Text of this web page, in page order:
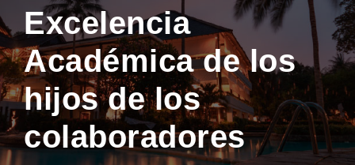
Excelencia
Académica de los
hijos de los
colaboradores